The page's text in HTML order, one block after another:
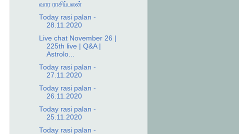
வார ராசிப்பலன்
Today rasi palan -
28.11.2020
Live chat November 26 |
225th live | Q&A |
Astrolo...
Today rasi palan -
27.11.2020
Today rasi palan -
26.11.2020
Today rasi palan -
25.11.2020
Today rasi palan -